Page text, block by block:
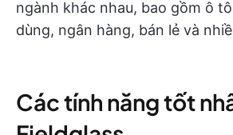
ngành khác nhau, bao gồm ô
dùng, ngân hàng, bán lẻ và
Các tính năng tốt